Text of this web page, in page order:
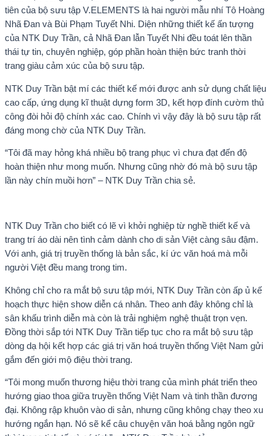
tiên của bộ sưu tập V.ELEMENTS là hai người mẫu nhí Tô Hoàng
Nhã Đan và Bùi Phạm Tuyết Nhi. Diện những thiết kế ấn tượng
của NTK Duy Trần, cả Nhã Đan lẫn Tuyết Nhi đều toát lên thần
thái tự tin, chuyên nghiệp, góp phần hoàn thiện bức tranh thời
trang giàu cảm xúc của bộ sưu tập.
NTK Duy Trần bật mí các thiết kế mới được anh sử dụng chất liệu
cao cấp, ứng dụng kĩ thuật dựng form 3D, kết hợp đính cườm thủ
công đòi hỏi độ chính xác cao. Chính vì vậy đây là bộ sưu tập rất
đáng mong chờ của NTK Duy Trần.
“Tôi đã may hỏng khá nhiều bộ trang phục vì chưa đạt đến độ
hoàn thiện như mong muốn. Nhưng cũng nhờ đó mà bộ sưu tập
lần này chín muồi hơn” – NTK Duy Trần chia sẻ.
NTK Duy Trần cho biết có lẽ vì khởi nghiệp từ nghề thiết kế và
trang trí áo dài nên tình cảm dành cho di sản Việt càng sâu đậm.
Với anh, giá trị truyền thống là bản sắc, kí ức văn hoá mà mỗi
người Việt đều mang trong tim.
Không chỉ cho ra mắt bộ sưu tập mới, NTK Duy Trần còn ấp ủ kế
hoạch thực hiện show diễn cá nhân. Theo anh đây không chỉ là
sân khấu trình diễn mà còn là trải nghiệm nghệ thuật trọn vẹn.
Đồng thời sắp tới NTK Duy Trần tiếp tục cho ra mắt bộ sưu tập
dòng dạ hội kết hợp các giá trị văn hoá truyền thống Việt Nam gửi
gắm đến giới mộ điệu thời trang.
“Tôi mong muốn thương hiệu thời trang của mình phát triển theo
hướng giao thoa giữa truyền thống Việt Nam và tinh thần đương
đại. Không rập khuôn vào di sản, nhưng cũng không chạy theo xu
hướng ngắn hạn. Nó sẽ kể câu chuyện văn hoá bằng ngôn ngữ